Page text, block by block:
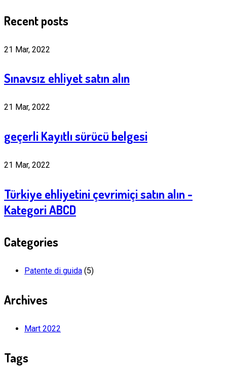
Recent posts
21 Mar, 2022
Sınavsız ehliyet satın alın
21 Mar, 2022
geçerli Kayıtlı sürücü belgesi
21 Mar, 2022
Türkiye ehliyetini çevrimiçi satın alın -
Kategori ABCD
Categories
Patente di guida (5)
Archives
Mart 2022
Tags